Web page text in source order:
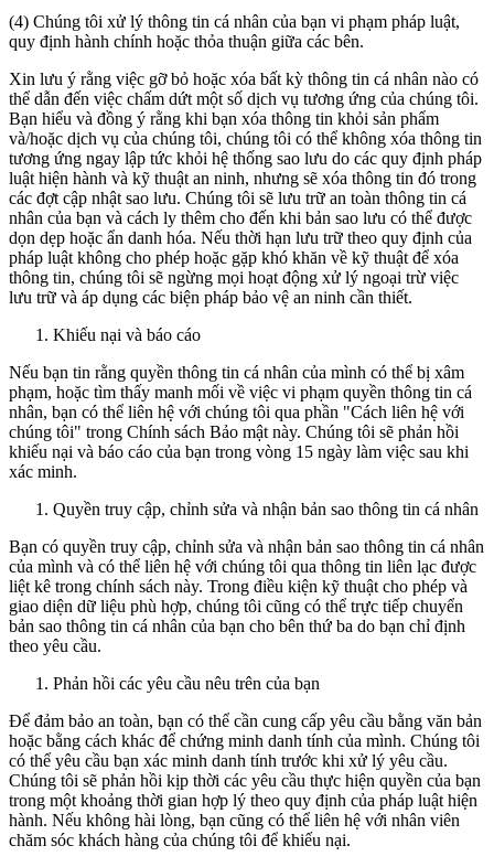
(4) Chúng tôi xử lý thông tin cá nhân của bạn vi phạm pháp luật,
quy định hành chính hoặc thỏa thuận giữa các bên.
Xin lưu ý rằng việc gỡ bỏ hoặc xóa bất kỳ thông tin cá nhân nào có
thể dẫn đến việc chấm dứt một số dịch vụ tương ứng của chúng tôi.
Bạn hiểu và đồng ý rằng khi bạn xóa thông tin khỏi sản phẩm
và/hoặc dịch vụ của chúng tôi, chúng tôi có thể không xóa thông tin
tương ứng ngay lập tức khỏi hệ thống sao lưu do các quy định pháp
luật hiện hành và kỹ thuật an ninh, nhưng sẽ xóa thông tin đó trong
các đợt cập nhật sao lưu. Chúng tôi sẽ lưu trữ an toàn thông tin cá
nhân của bạn và cách ly thêm cho đến khi bản sao lưu có thể được
dọn dẹp hoặc ẩn danh hóa. Nếu thời hạn lưu trữ theo quy định của
pháp luật không cho phép hoặc gặp khó khăn về kỹ thuật để xóa
thông tin, chúng tôi sẽ ngừng mọi hoạt động xử lý ngoại trừ việc
lưu trữ và áp dụng các biện pháp bảo vệ an ninh cần thiết.
Khiếu nại và báo cáo
Nếu bạn tin rằng quyền thông tin cá nhân của mình có thể bị xâm
phạm, hoặc tìm thấy manh mối về việc vi phạm quyền thông tin cá
nhân, bạn có thể liên hệ với chúng tôi qua phần "Cách liên hệ với
chúng tôi" trong Chính sách Bảo mật này. Chúng tôi sẽ phản hồi
khiếu nại và báo cáo của bạn trong vòng 15 ngày làm việc sau khi
xác minh.
Quyền truy cập, chỉnh sửa và nhận bản sao thông tin cá nhân
Bạn có quyền truy cập, chỉnh sửa và nhận bản sao thông tin cá nhân
của mình và có thể liên hệ với chúng tôi qua thông tin liên lạc được
liệt kê trong chính sách này. Trong điều kiện kỹ thuật cho phép và
giao diện dữ liệu phù hợp, chúng tôi cũng có thể trực tiếp chuyển
bản sao thông tin cá nhân của bạn cho bên thứ ba do bạn chỉ định
theo yêu cầu.
Phản hồi các yêu cầu nêu trên của bạn
Để đảm bảo an toàn, bạn có thể cần cung cấp yêu cầu bằng văn bản
hoặc bằng cách khác để chứng minh danh tính của mình. Chúng tôi
có thể yêu cầu bạn xác minh danh tính trước khi xử lý yêu cầu.
Chúng tôi sẽ phản hồi kịp thời các yêu cầu thực hiện quyền của bạn
trong một khoảng thời gian hợp lý theo quy định của pháp luật hiện
hành. Nếu không hài lòng, bạn cũng có thể liên hệ với nhân viên
chăm sóc khách hàng của chúng tôi để khiếu nại.